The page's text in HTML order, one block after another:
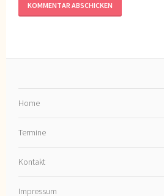
Home
Termine
Kontakt
Impressum